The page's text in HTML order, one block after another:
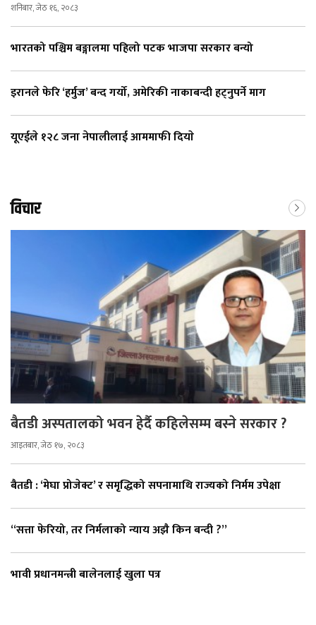
शनिबार, जेठ १६, २०८३
भारतको पश्चिम बङ्गालमा पहिलो पटक भाजपा सरकार बन्यो
इरानले फेरि ‘हर्मुज’ बन्द गर्यो, अमेरिकी नाकाबन्दी हट्नुपर्ने माग
यूएईले १२८ जना नेपालीलाई आममाफी दियाे
विचार
बैतडी अस्पतालको भवन हेर्दै कहिलेसम्म बस्ने सरकार ?
आइतबार, जेठ १७, २०८३
बैतडी : ‘मेघा प्रोजेक्ट’ र समृद्धिको सपनामाथि राज्यको निर्मम उपेक्षा
“सत्ता फेरियो, तर निर्मलाको न्याय अझै किन बन्दी ?”
भावी प्रधानमन्त्री बालेनलाई खुला पत्र